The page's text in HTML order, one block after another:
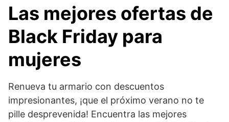
Las mejores ofertas de
Black Friday para
mujeres
Renueva tu armario con descuentos
impresionantes, ¡que el próximo verano no te
pille desprevenida! Encuentra las mejores